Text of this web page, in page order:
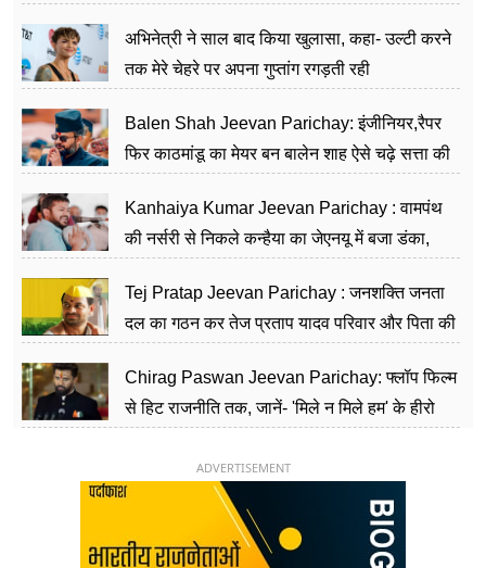
अभिनेत्री ने साल बाद किया खुलासा, कहा- उल्टी करने
तक मेरे चेहरे पर अपना गुप्तांग रगड़ती रही
Balen Shah Jeevan Parichay: इंजीनियर,रैपर
फिर काठमांडू का मेयर बन बालेन शाह ऐसे चढ़े सत्ता की
Kanhaiya Kumar Jeevan Parichay : वामपंथ
की नर्सरी से निकले कन्हैया का जेएनयू में बजा डंका,
Tej Pratap Jeevan Parichay : जनशक्ति जनता
दल का गठन कर तेज प्रताप यादव परिवार और पिता की
Chirag Paswan Jeevan Parichay: फ्लॉप फिल्म
से हिट राजनीति तक, जानें- 'मिले न मिले हम' के हीरो
ADVERTISEMENT